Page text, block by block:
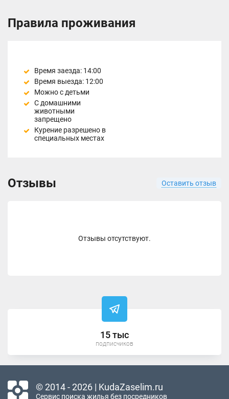
Правила проживания
Время заезда: 14:00
Время выезда: 12:00
Можно с детьми
С домашними
животными
запрещено
Курение разрешено в
специальных местах
Отзывы Оставить отзыв
Отзывы отсутствуют.
15 тыс
подписчиков
© 2014 - 2026 | KudaZaselim.ru
Сервис поиска жилья без посредников